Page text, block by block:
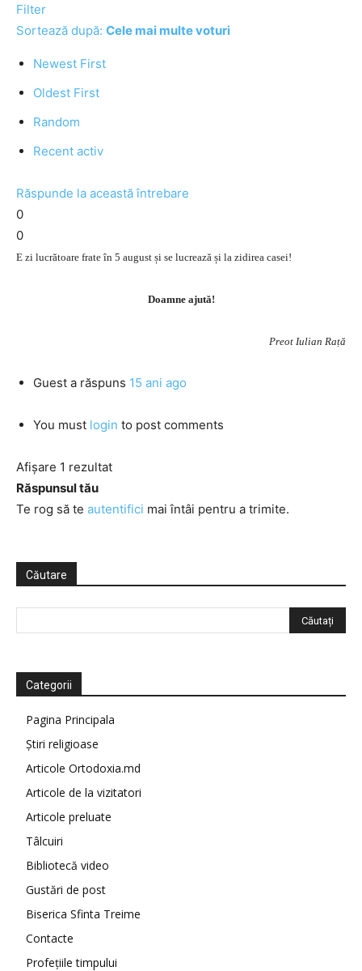
Filter
Sortează după: Cele mai multe voturi
Newest First
Oldest First
Random
Recent activ
Răspunde la această întrebare
0
0
E zi lucrătoare frate în 5 august și se lucrează și la zidirea casei!
Doamne ajută!
Preot Iulian Rață
Guest a răspuns 15 ani ago
You must login to post comments
Afișare 1 rezultat
Răspunsul tău
Te rog să te autentifici mai întâi pentru a trimite.
Căutare
Categorii
Pagina Principala
Știri religioase
Articole Ortodoxia.md
Articole de la vizitatori
Articole preluate
Tâlcuiri
Bibliotecă video
Gustări de post
Biserica Sfinta Treime
Contacte
Profețiile timpului